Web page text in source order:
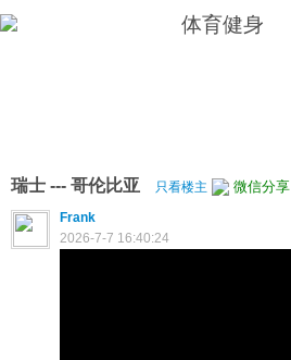
体育健身
瑞士 --- 哥伦比亚 只看楼主 微信分享
Frank
2026-7-7 16:40:24